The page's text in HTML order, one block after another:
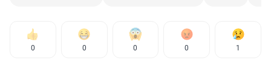
0 0 0 0 1